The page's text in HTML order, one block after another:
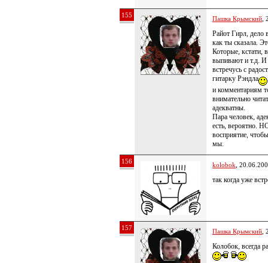
155 Пашка Крымский
Райот Гирл, дело
как ты сказала.
Которые, кстати,
выпивают и т.д. И
встречусь с
гитарку Рэндла
и комментариям
внимательно
адекватны.
Пара человек,
есть, вероятно.
восприятие,
мы.
156 kolobok ,
так когда уже
157 Пашка Крымский
Колобок, всегда